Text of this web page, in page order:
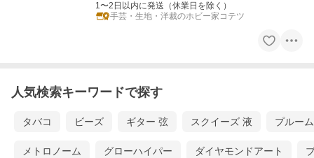
1〜2日以内に発送（休業日を除く）
手芸・生地・洋裁のホビー家コテツ
人気検索キーワードで探す
タバコ ビーズ ギター 弦 スクイーズ 液 プルー
メトロノーム グローハイパー ダイヤモンドアート